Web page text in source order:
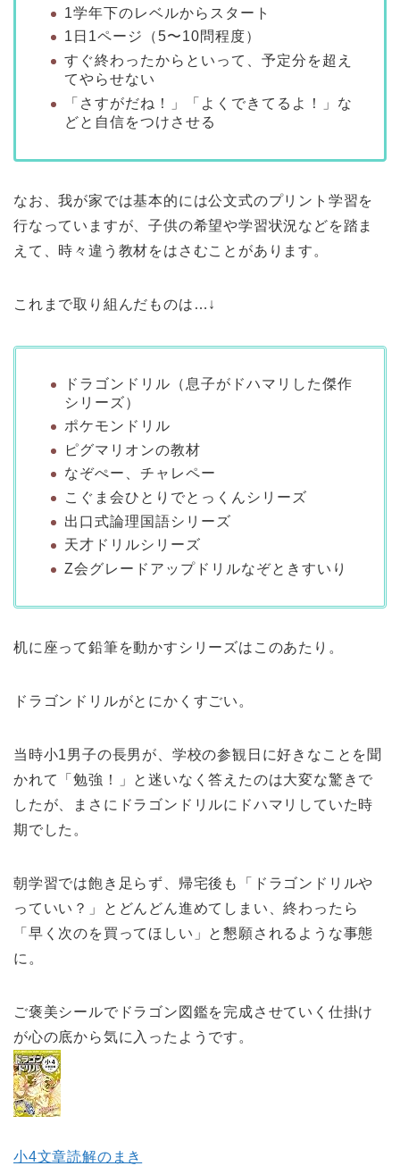
1学年下のレベルからスタート
1日1ページ（5〜10問程度）
すぐ終わったからといって、予定分を超え
てやらせない
「さすがだね！」「よくできてるよ！」な
どと自信をつけさせる
なお、我が家では基本的には公文式のプリント学習を
行なっていますが、子供の希望や学習状況などを踏ま
えて、時々違う教材をはさむことがあります。
これまで取り組んだものは…↓
ドラゴンドリル（息子がドハマリした傑作
シリーズ）
ポケモンドリル
ピグマリオンの教材
なぞぺー、チャレペー
こぐま会ひとりでとっくんシリーズ
出口式論理国語シリーズ
天才ドリルシリーズ
Z会グレードアップドリルなぞときすいり
机に座って鉛筆を動かすシリーズはこのあたり。
ドラゴンドリルがとにかくすごい。
当時小1男子の長男が、学校の参観日に好きなことを聞
かれて「勉強！」と迷いなく答えたのは大変な驚きで
したが、まさにドラゴンドリルにドハマリしていた時
期でした。
朝学習では飽き足らず、帰宅後も「ドラゴンドリルや
っていい？」とどんどん進めてしまい、終わったら
「早く次のを買ってほしい」と懇願されるような事態
に。
ご褒美シールでドラゴン図鑑を完成させていく仕掛け
が心の底から気に入ったようです。
小4文章読解のまき